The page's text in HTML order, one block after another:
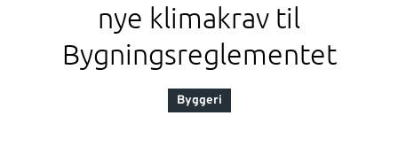
ACADEMY
nye klimakrav til
Bygningsreglementet
Byggeri